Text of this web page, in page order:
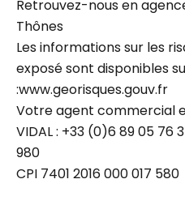
Retrouvez-nous en
Thônes
Les informations sur les
exposé sont disponibles
:www.georisques.gouv.fr
Votre agent commercial
VIDAL : +33 (0)6 89 05 76
980
CPI 7401 2016 000 017 580